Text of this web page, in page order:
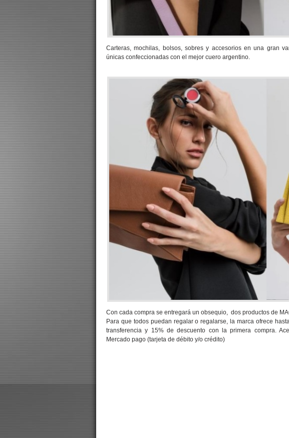
Carteras, mochilas, bolsos, sobres y accesorios en una gran
únicas confeccionadas con el mejor cuero argentino.
Con cada compra se entregará un obsequio, dos productos de
Para que todos puedan regalar o regalarse, la marca ofrece
transferencia y 15% de descuento con la primera compra.
Mercado pago (tarjeta de débito y/o crédito)